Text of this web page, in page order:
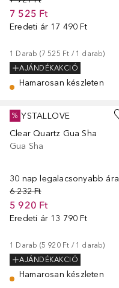
7 525 Ft
Eredeti ár 17 490 Ft
1 Darab (7 525 Ft / 1 darab)
AJÁNDÉKAKCIÓ
Hamarosan készleten
CRYSTALLOVE
Clear Quartz Gua Sha
Gua Sha
30 nap legalacsonyabb ára
6 232 Ft
5 920 Ft
Eredeti ár 13 790 Ft
1 Darab (5 920 Ft / 1 darab)
AJÁNDÉKAKCIÓ
Hamarosan készleten
%